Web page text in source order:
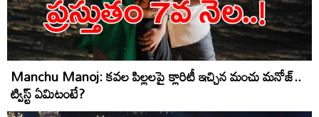
Manchu Manoj: కవల పిల్లలపై క్లారిటీ ఇచ్చిన మంచు మనోజ్..
ట్విస్ట్ ఏమిటంటే?